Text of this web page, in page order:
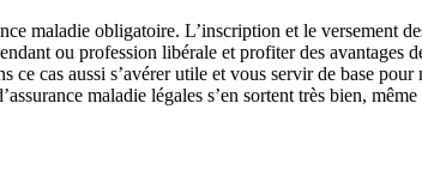
maladie obligatoire. L’inscription et le versement
ou profession libérale et profiter des avantages
cas aussi s’avérer utile et vous servir de base
maladie légales s’en sortent très bien,